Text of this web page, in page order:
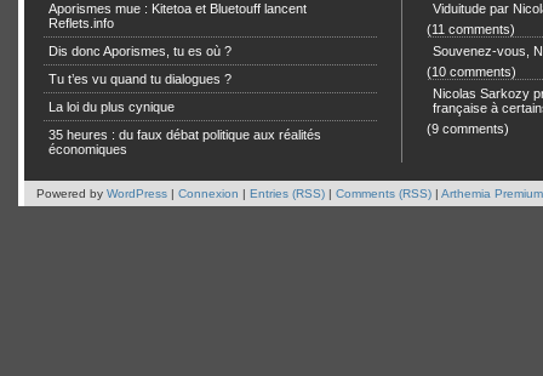
Aporismes mue : Kitetoa et Bluetouff lancent
Reflets.info
Dis donc Aporismes, tu es où ?
Tu t’es vu quand tu dialogues ?
La loi du plus cynique
35 heures : du faux débat politique aux réalités
économiques
Viduitude par
(11 comments)
Souvenez-vous,
(10 comments)
Nicolas Sarkozy
française à
(9 comments)
Powered by WordPress | Connexion | Entries (RSS) | Comments (RSS) | Arthemia Premium